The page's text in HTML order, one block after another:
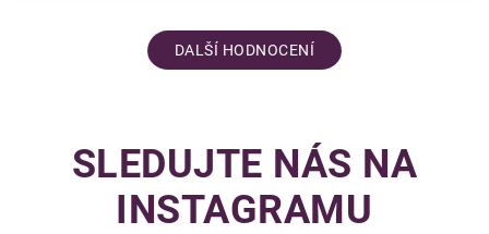
DALŠÍ HODNOCENÍ
SLEDUJTE NÁS NA
INSTAGRAMU